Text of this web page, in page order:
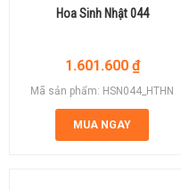
Hoa Sinh Nhật 044
1.601.600 ₫
Mã sản phẩm: HSN044_HTHN
MUA NGAY